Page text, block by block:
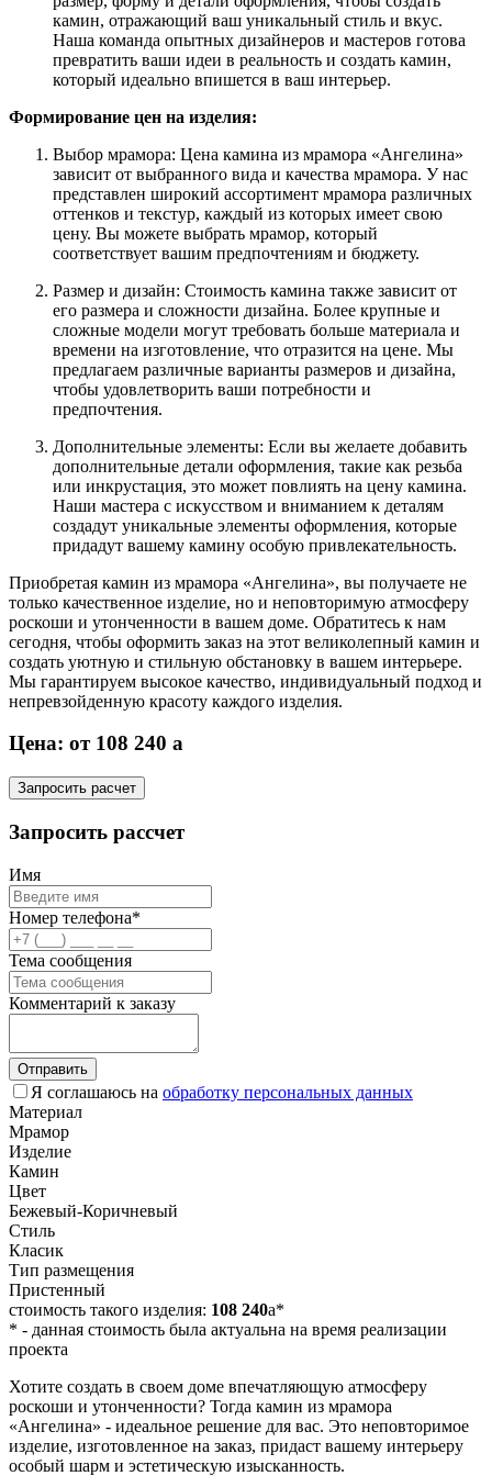
камин, отражающий ваш уникальный стиль и вкус.
Наша команда опытных дизайнеров и мастеров готова
превратить ваши идеи в реальность и создать камин,
который идеально впишется в ваш интерьер.
Формирование цен на изделия:
Выбор мрамора: Цена камина из мрамора «Ангелина»
зависит от выбранного вида и качества мрамора. У нас
представлен широкий ассортимент мрамора различных
оттенков и текстур, каждый из которых имеет свою
цену. Вы можете выбрать мрамор, который
соответствует вашим предпочтениям и бюджету.
Размер и дизайн: Стоимость камина также зависит от
его размера и сложности дизайна. Более крупные и
сложные модели могут требовать больше материала и
времени на изготовление, что отразится на цене. Мы
предлагаем различные варианты размеров и дизайна,
чтобы удовлетворить ваши потребности и
предпочтения.
Дополнительные элементы: Если вы желаете добавить
дополнительные детали оформления, такие как резьба
или инкрустация, это может повлиять на цену камина.
Наши мастера с искусством и вниманием к деталям
создадут уникальные элементы оформления, которые
придадут вашему камину особую привлекательность.
Приобретая камин из мрамора «Ангелина», вы получаете не
только качественное изделие, но и неповторимую атмосферу
роскоши и утонченности в вашем доме. Обратитесь к нам
сегодня, чтобы оформить заказ на этот великолепный камин и
создать уютную и стильную обстановку в вашем интерьере.
Мы гарантируем высокое качество, индивидуальный подход и
непревзойденную красоту каждого изделия.
Цена: от 108 240 a
Запросить расчет
Запросить рассчет
Имя
Номер телефона*
Тема сообщения
Комментарий к заказу
Отправить
Я соглашаюсь на обработку персональных данных
Материал
Мрамор
Изделие
Камин
Цвет
Бежевый-Коричневый
Стиль
Класик
Тип размещения
Пристенный
стоимость такого изделия: 108 240a*
* - данная стоимость была актуальна на время реализации
проекта
Хотите создать в своем доме впечатляющую атмосферу
роскоши и утонченности? Тогда камин из мрамора
«Ангелина» - идеальное решение для вас. Это неповторимое
изделие, изготовленное на заказ, придаст вашему интерьеру
особый шарм и эстетическую изысканность.